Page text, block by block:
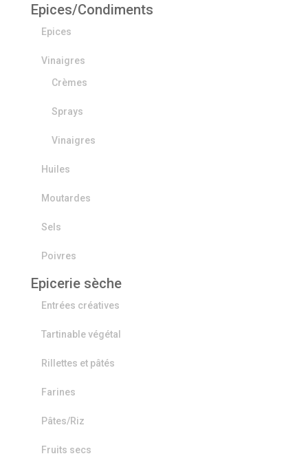
Epices/Condiments
Epices
Vinaigres
Crèmes
Sprays
Vinaigres
Huiles
Moutardes
Sels
Poivres
Epicerie sèche
Entrées créatives
Tartinable végétal
Rillettes et pâtés
Farines
Pâtes/Riz
Fruits secs